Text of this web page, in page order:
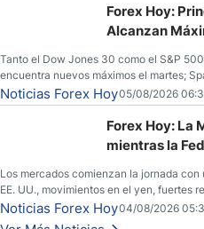
Forex Hoy:
Alcanzan
Tanto el Dow Jones 30 como el S&P
encuentra nuevos máximos el martes;
llamadas de ganancias; el petróleo
esperanzas; el dólar estadounidense
yen; el peso mexicano ve un repunte a
Noticias Forex Hoy05/08/2026
Forex Hoy: La
mientras la
Los mercados comienzan la jornada
EE. UU., movimientos en el yen, fuertes
seguridad en Bitcoin y nuevas señales
Noticias Forex Hoy04/08/2026